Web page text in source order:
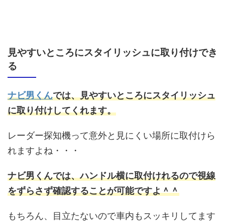
見やすいところにスタイリッシュに取り付けでき
る
ナビ男くんでは、見やすいところにスタイリッシュ
に取り付けしてくれます。
レーダー探知機って意外と見にくい場所に取付けら
れますよね・・・
ナビ男くんでは、ハンドル横に取付けれるので視線
をずらさず確認することが可能ですよ＾＾
もちろん、目立たないので車内もスッキリしてます